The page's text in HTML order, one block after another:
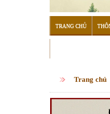
TRANG CHỦ
Trang chủ